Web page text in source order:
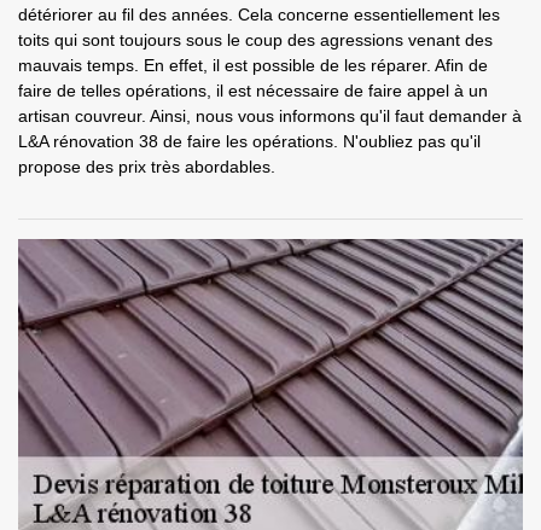
détériorer au fil des années. Cela concerne essentiellement les
toits qui sont toujours sous le coup des agressions venant des
mauvais temps. En effet, il est possible de les réparer. Afin de
faire de telles opérations, il est nécessaire de faire appel à un
artisan couvreur. Ainsi, nous vous informons qu'il faut demander à
L&A rénovation 38 de faire les opérations. N'oubliez pas qu'il
propose des prix très abordables.